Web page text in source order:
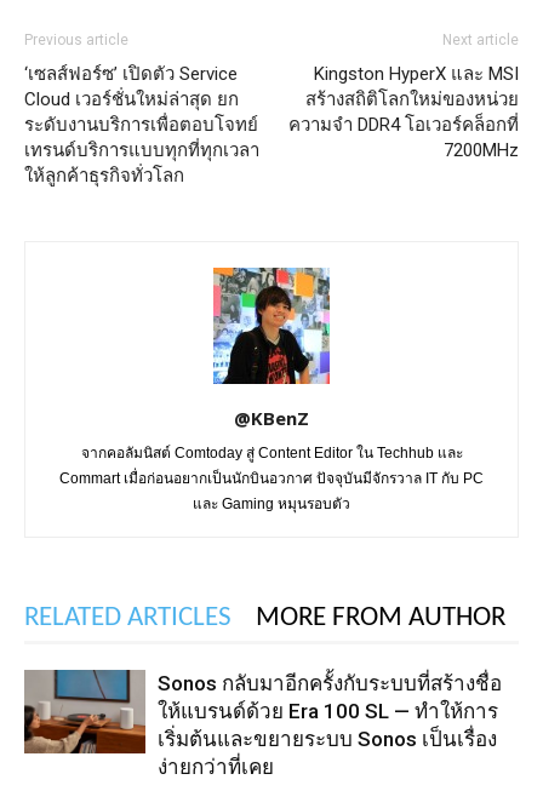
Previous article
‘เซลส์ฟอร์ซ’ เปิดตัว Service
Cloud เวอร์ชั่นใหม่ล่าสุด ยก
ระดับงานบริการเพื่อตอบโจทย์
เทรนด์บริการแบบทุกที่ทุกเวลา
ให้ลูกค้าธุรกิจทั่วโลก
Next article
Kingston HyperX และ MSI
สร้างสถิติโลกใหม่ของหน่วย
ความจำ DDR4 โอเวอร์คล็อกที่
7200MHz
@KBenZ
จากคอลัมนิสต์ Comtoday สู่ Content Editor ใน Techhub และ
Commart เมื่อก่อนอยากเป็นนักบินอวกาศ ปัจจุบันมีจักรวาล IT กับ PC
และ Gaming หมุนรอบตัว
RELATED ARTICLES MORE FROM AUTHOR
Sonos กลับมาอีกครั้งกับระบบที่สร้างชื่อ
ให้แบรนด์ด้วย Era 100 SL — ทำให้การ
เริ่มต้นและขยายระบบ Sonos เป็นเรื่อง
ง่ายกว่าที่เคย